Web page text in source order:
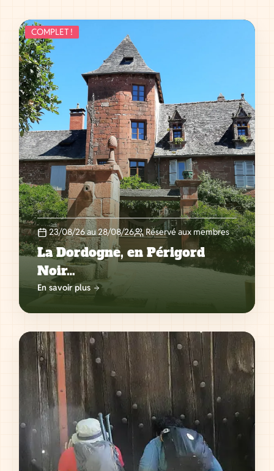
COMPLET !
23/08/26 au 28/08/26 Réservé aux membres
La Dordogne, en Périgord
Noir…
En savoir plus